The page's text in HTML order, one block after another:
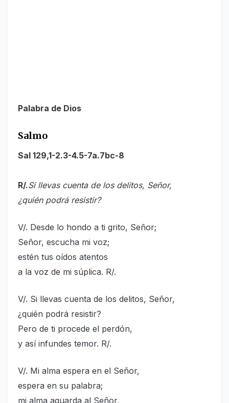
Palabra de Dios
Salmo
Sal 129,1-2.3-4.5-7a.7bc-8
R/.Si llevas cuenta de los delitos, Señor,
¿quién podrá resistir?
V/. Desde lo hondo a ti grito, Señor;
Señor, escucha mi voz;
estén tus oídos atentos
a la voz de mi súplica. R/.
V/. Si llevas cuenta de los delitos, Señor,
¿quién podrá resistir?
Pero de ti procede el perdón,
y así infundes temor. R/.
V/. Mi alma espera en el Señor,
espera en su palabra;
mi alma aguarda al Señor,